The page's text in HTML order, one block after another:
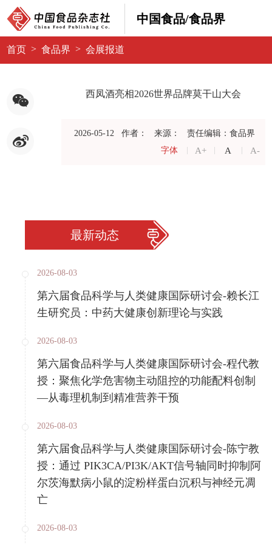
中国食品/食品界
首页 > 食品界 > 会展报道
西凤酒亮相2026世界品牌莫干山大会
2026-05-12 作者： 来源：
责任编辑：食品界
字体
A+ A A-
最新动态
2026-08-03
第六届食品科学与人类健康国际研讨会-赖长江
生研究员：中药大健康创新理论与实践
2026-08-03
第六届食品科学与人类健康国际研讨会-程代教
授：聚焦化学危害物主动阻控的功能配料创制
—从毒理机制到精准营养干预
2026-08-03
第六届食品科学与人类健康国际研讨会-陈宁教
授：通过 PIK3CA/PI3K/AKT信号轴同时抑制阿
尔茨海默病小鼠的淀粉样蛋白沉积与神经元凋
亡
2026-08-03